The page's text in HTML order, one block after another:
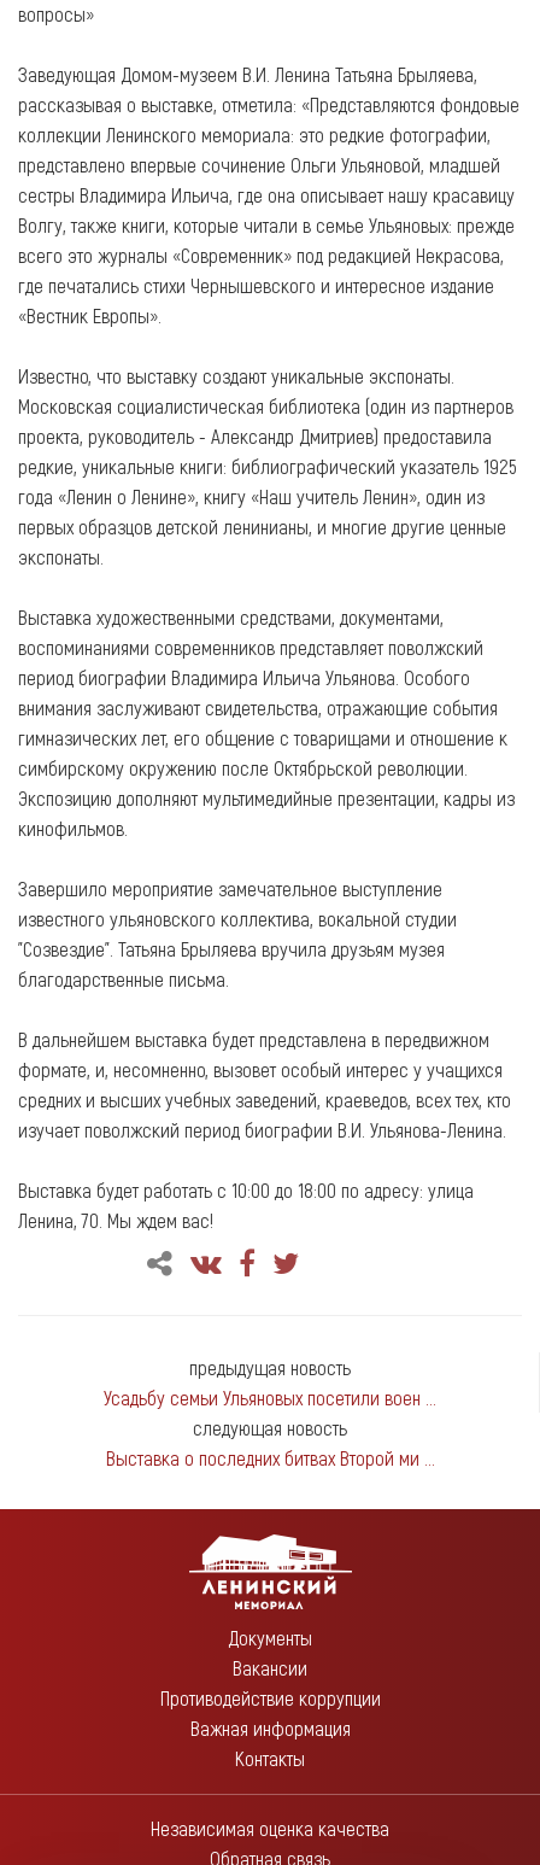
вопросы»
Заведующая Домом-музеем В.И. Ленина Татьяна Брыляева,
рассказывая о выставке, отметила: «Представляются фондовые
коллекции Ленинского мемориала: это редкие фотографии,
представлено впервые сочинение Ольги Ульяновой, младшей
сестры Владимира Ильича, где она описывает нашу красавицу
Волгу, также книги, которые читали в семье Ульяновых: прежде
всего это журналы «Современник» под редакцией Некрасова,
где печатались стихи Чернышевского и интересное издание
«Вестник Европы».
Известно, что выставку создают уникальные экспонаты.
Московская социалистическая библиотека (один из партнеров
проекта, руководитель - Александр Дмитриев) предоставила
редкие, уникальные книги: библиографический указатель 1925
года «Ленин о Ленине», книгу «Наш учитель Ленин», один из
первых образцов детской ленинианы, и многие другие ценные
экспонаты.
Выставка художественными средствами, документами,
воспоминаниями современников представляет поволжский
период биографии Владимира Ильича Ульянова. Особого
внимания заслуживают свидетельства, отражающие события
гимназических лет, его общение с товарищами и отношение к
симбирскому окружению после Октябрьской революции.
Экспозицию дополняют мультимедийные презентации, кадры из
кинофильмов.
Завершило мероприятие замечательное выступление
известного ульяновского коллектива, вокальной студии
"Созвездие". Татьяна Брыляева вручила друзьям музея
благодарственные письма.
В дальнейшем выставка будет представлена в передвижном
формате, и, несомненно, вызовет особый интерес у учащихся
средних и высших учебных заведений, краеведов, всех тех, кто
изучает поволжский период биографии В.И. Ульянова-Ленина.
Выставка будет работать с 10:00 до 18:00 по адресу: улица
Ленина, 70. Мы ждем вас!
предыдущая новость
Усадьбу семьи Ульяновых посетили воен ...
следующая новость
Выставка о последних битвах Второй ми ...
Документы
Вакансии
Противодействие коррупции
Важная информация
Контакты
Независимая оценка качества
Обратная связь